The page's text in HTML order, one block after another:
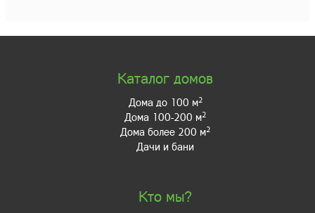
Каталог домов
Дома до 100 м2
Дома 100-200 м2
Дома более 200 м2
Дачи и бани
Кто мы?